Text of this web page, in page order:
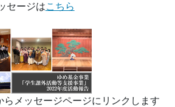
ージはこちら
らメッセージページにリンクします